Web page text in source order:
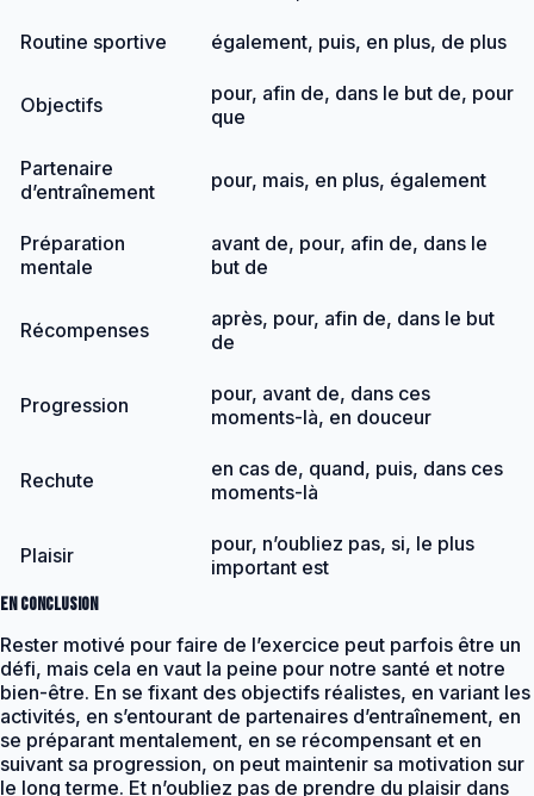
Routine sportive également, puis, en plus, de plus
Objectifs
pour, afin de, dans le but de, pour
que
Partenaire
d’entraînement
pour, mais, en plus, également
Préparation
mentale
avant de, pour, afin de, dans le
but de
Récompenses
après, pour, afin de, dans le but
de
Progression
pour, avant de, dans ces
moments-là, en douceur
Rechute
en cas de, quand, puis, dans ces
moments-là
Plaisir
pour, n’oubliez pas, si, le plus
important est
En conclusion
Rester motivé pour faire de l’exercice peut parfois être un
défi, mais cela en vaut la peine pour notre santé et notre
bien-être. En se fixant des objectifs réalistes, en variant les
activités, en s’entourant de partenaires d’entraînement, en
se préparant mentalement, en se récompensant et en
suivant sa progression, on peut maintenir sa motivation sur
le long terme. Et n’oubliez pas de prendre du plaisir dans